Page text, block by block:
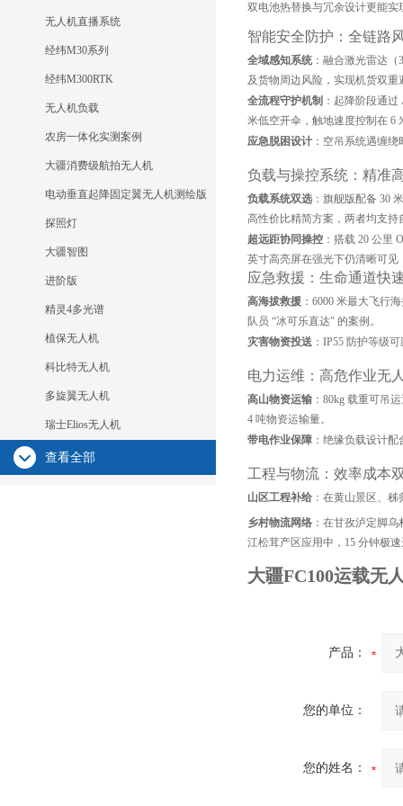
无人机直播系统
经纬M30系列
经纬M300RTK
无人机负载
农房一体化实测案例
大疆消费级航拍无人机
电动垂直起降固定翼无人机测绘版
探照灯
大疆智图
进阶版
精灵4多光谱
植保无人机
科比特无人机
多旋翼无人机
瑞士Elios无人机
查看全部
双电池热替换与冗余设计更能实
智能安全防护：全链路
全域感知系统 ：融合激光雷达
及货物周边风险，实现机货双重
全流程守护机制 ：起降阶段通
米低空开伞，触地速度控制在 6
应急脱困设计 ：空吊系统遇缠
负载与操控系统：精准
负载系统双选 ：旗舰版配备 30
高性价比精简方案，两者均支持
超远距协同操控 ：搭载 20 公里
英寸高亮屏在强光下仍清晰可
应急救援：生命通道快
高海拔救援 ：6000 米最大飞行
队员 “冰可乐直达" 的案例。
灾害物资投送 ：IP55 防护等级
电力运维：高危作业无
高山物资运输 ：80kg 载重可吊
4 吨物资运输量。
带电作业保障 ：绝缘负载设计
工程与物流：效率成本
山区工程补给 ：在黄山景区、
乡村物流网络 ：在甘孜泸定脚
江松茸产区应用中，15 分钟极
大疆FC100运载无
产品：
您的单位：
您的姓名：